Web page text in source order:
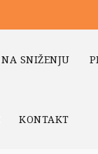
NA SNIŽENJU
KONTAKT